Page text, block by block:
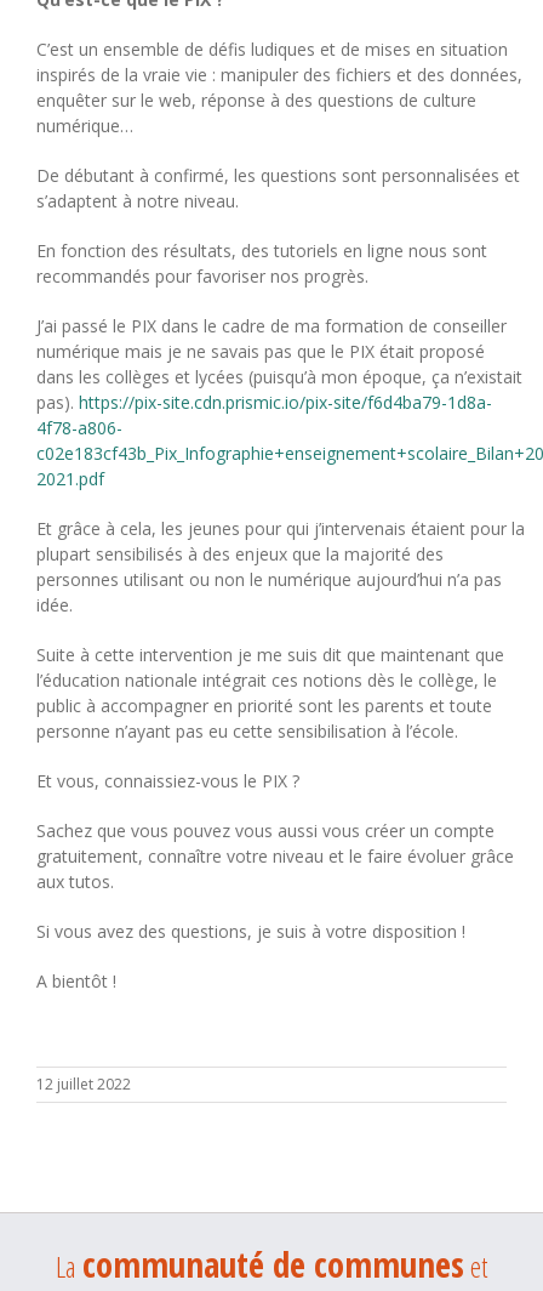
C’est un ensemble de défis ludiques et de mises en situation
inspirés de la vraie vie : manipuler des fichiers et des données,
enquêter sur le web, réponse à des questions de culture
numérique…
De débutant à confirmé, les questions sont personnalisées et
s’adaptent à notre niveau.
En fonction des résultats, des tutoriels en ligne nous sont
recommandés pour favoriser nos progrès.
J’ai passé le PIX dans le cadre de ma formation de conseiller
numérique mais je ne savais pas que le PIX était proposé
dans les collèges et lycées (puisqu’à mon époque, ça n’existait
pas). https://pix-site.cdn.prismic.io/pix-site/f6d4ba79-1d8a-
4f78-a806-
2021.pdf
Et grâce à cela, les jeunes pour qui j’intervenais étaient pour la
plupart sensibilisés à des enjeux que la majorité des
personnes utilisant ou non le numérique aujourd’hui n’a pas
idée.
Suite à cette intervention je me suis dit que maintenant que
l’éducation nationale intégrait ces notions dès le collège, le
public à accompagner en priorité sont les parents et toute
personne n’ayant pas eu cette sensibilisation à l’école.
Et vous, connaissiez-vous le PIX ?
Sachez que vous pouvez vous aussi vous créer un compte
gratuitement, connaître votre niveau et le faire évoluer grâce
aux tutos.
Si vous avez des questions, je suis à votre disposition !
A bientôt !
12 juillet 2022
La communauté de communeset